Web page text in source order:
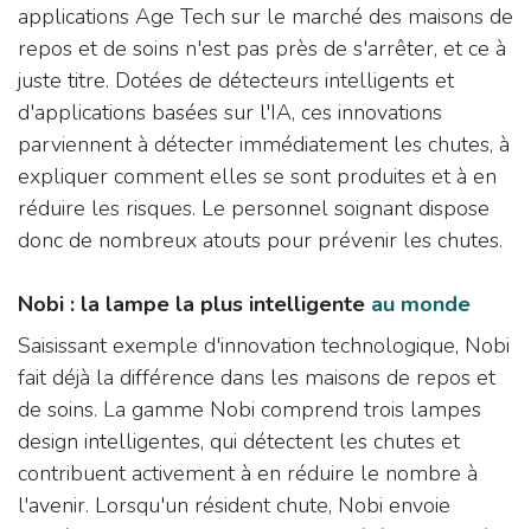
applications Age Tech sur le marché des maisons de
repos et de soins n'est pas près de s'arrêter, et ce à
juste titre. Dotées de détecteurs intelligents et
d'applications basées sur l'IA, ces innovations
parviennent à détecter immédiatement les chutes, à
expliquer comment elles se sont produites et à en
réduire les risques. Le personnel soignant dispose
donc de nombreux atouts pour prévenir les chutes.
Nobi : la lampe la plus intelligente au monde
Saisissant exemple d'innovation technologique, Nobi
fait déjà la différence dans les maisons de repos et
de soins. La gamme Nobi comprend trois lampes
design intelligentes, qui détectent les chutes et
contribuent activement à en réduire le nombre à
l'avenir. Lorsqu'un résident chute, Nobi envoie